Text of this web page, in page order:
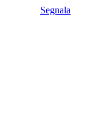
Segnala